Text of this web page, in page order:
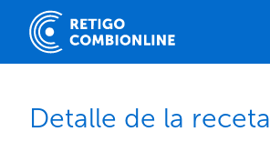
Detalle de la receta